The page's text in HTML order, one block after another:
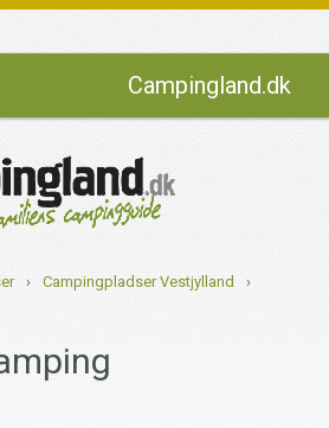
Campingland.dk
› Campingpladser Vestjylland
›